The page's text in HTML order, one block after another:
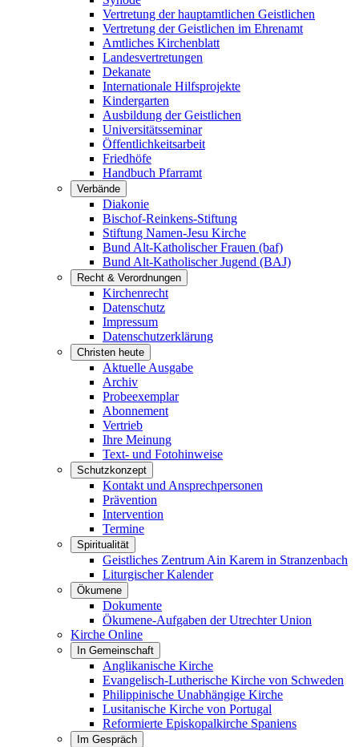
Vertretung der hauptamtlichen Geistlichen
Vertretung der Geistlichen im Ehrenamt
Amtliches Kirchenblatt
Landesvertretungen
Dekanate
Internationale Hilfsprojekte
Kindergarten
Ausbildung der Geistlichen
Universitätsseminar
Öffentlichkeitsarbeit
Friedhöfe
Handbuch Pfarramt
Verbände
Diakonie
Bischof-Reinkens-Stiftung
Stiftung Namen-Jesu Kirche
Bund Alt-Katholischer Frauen (baf)
Bund Alt-Katholischer Jugend (BAJ)
Recht & Verordnungen
Kirchenrecht
Datenschutz
Impressum
Datenschutzerklärung
Christen heute
Aktuelle Ausgabe
Archiv
Probeexemplar
Abonnement
Vertrieb
Ihre Meinung
Text- und Fotohinweise
Schutzkonzept
Kontakt und Ansprechpersonen
Prävention
Intervention
Termine
Spiritualität
Geistliches Zentrum Ain Karem in Stranzenbach
Liturgischer Kalender
Ökumene
Dokumente
Ökumene-Aufgaben der Utrechter Union
Kirche Online
In Gemeinschaft
Anglikanische Kirche
Evangelisch-Lutherische Kirche von Schweden
Philippinische Unabhängige Kirche
Lusitanische Kirche von Portugal
Reformierte Episkopalkirche Spaniens
Im Gespräch